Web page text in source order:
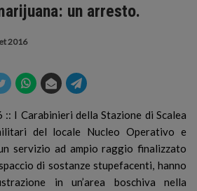
un arresto.
2016
I Carabinieri della Stazione di Scalea
del locale Nucleo Operativo e
servizio ad ampio raggio finalizzato
di sostanze stupefacenti, hanno
in un’area boschiva nella